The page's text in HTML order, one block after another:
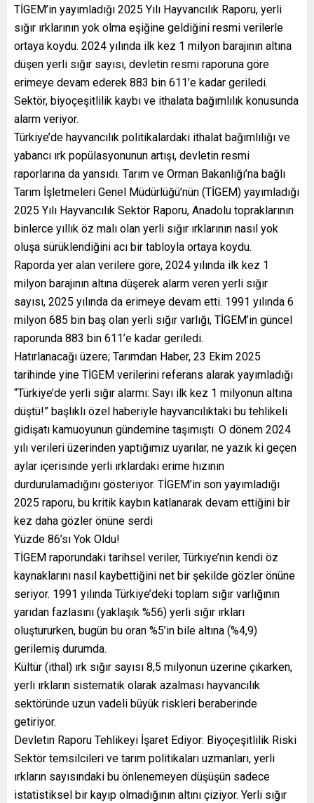
TİGEM’in yayımladığı 2025 Yılı Hayvancılık Raporu, yerli
sığır ırklarının yok olma eşiğine geldiğini resmi verilerle
ortaya koydu. 2024 yılında ilk kez 1 milyon barajının altına
düşen yerli sığır sayısı, devletin resmi raporuna göre
erimeye devam ederek 883 bin 611’e kadar geriledi.
Sektör, biyoçeşitlilik kaybı ve ithalata bağımlılık konusunda
alarm veriyor.
Türkiye’de hayvancılık politikalardaki ithalat bağımlılığı ve
yabancı ırk popülasyonunun artışı, devletin resmi
raporlarına da yansıdı. Tarım ve Orman Bakanlığı’na bağlı
Tarım İşletmeleri Genel Müdürlüğü’nün (TİGEM) yayımladığı
2025 Yılı Hayvancılık Sektör Raporu, Anadolu topraklarının
binlerce yıllık öz malı olan yerli sığır ırklarının nasıl yok
oluşa sürüklendiğini acı bir tabloyla ortaya koydu.
Raporda yer alan verilere göre, 2024 yılında ilk kez 1
milyon barajının altına düşerek alarm veren yerli sığır
sayısı, 2025 yılında da erimeye devam etti. 1991 yılında 6
milyon 685 bin baş olan yerli sığır varlığı, TİGEM’in güncel
raporunda 883 bin 611’e kadar geriledi.
Hatırlanacağı üzere; Tarımdan Haber, 23 Ekim 2025
tarihinde yine TİGEM verilerini referans alarak yayımladığı
“Türkiye’de yerli sığır alarmı: Sayı ilk kez 1 milyonun altına
düştü!” başlıklı özel haberiyle hayvancılıktaki bu tehlikeli
gidişatı kamuoyunun gündemine taşımıştı. O dönem 2024
yılı verileri üzerinden yaptığımız uyarılar, ne yazık ki geçen
aylar içerisinde yerli ırklardaki erime hızının
durdurulamadığını gösteriyor. TİGEM’in son yayımladığı
2025 raporu, bu kritik kaybın katlanarak devam ettiğini bir
kez daha gözler önüne serdi
Yüzde 86’sı Yok Oldu!
TİGEM raporundaki tarihsel veriler, Türkiye’nin kendi öz
kaynaklarını nasıl kaybettiğini net bir şekilde gözler önüne
seriyor. 1991 yılında Türkiye’deki toplam sığır varlığının
yarıdan fazlasını (yaklaşık %56) yerli sığır ırkları
oluştururken, bugün bu oran %5’in bile altına (%4,9)
gerilemiş durumda.
Kültür (ithal) ırk sığır sayısı 8,5 milyonun üzerine çıkarken,
yerli ırkların sistematik olarak azalması hayvancılık
sektöründe uzun vadeli büyük riskleri beraberinde
getiriyor.
Devletin Raporu Tehlikeyi İşaret Ediyor: Biyoçeşitlilik Riski
Sektör temsilcileri ve tarım politikaları uzmanları, yerli
ırkların sayısındaki bu önlenemeyen düşüşün sadece
istatistiksel bir kayıp olmadığının altını çiziyor. Yerli sığır